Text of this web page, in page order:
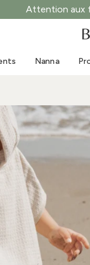
Attention aux
Shorts et jupes
Combinaisons
Cardigans et vestes
Robes
Casquettes
Accessoires
Chaussettes
Nanna